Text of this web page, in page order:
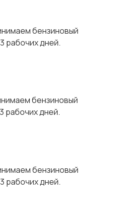
бензиновый
рабочих дней.
бензиновый
рабочих дней.
бензиновый
рабочих дней.